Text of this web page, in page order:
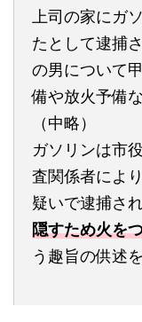
上司の家にガ
たとして逮捕
の男について
備や放火予備
（中略）
ガソリンは市
査関係者によ
疑いで逮捕さ
隠すため火を
う趣旨の供述